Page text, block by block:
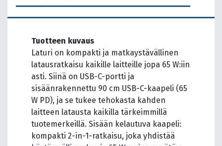
Tuotteen kuvaus
Laturi on kompakti ja matkaystävällinen
latausratkaisu kaikille laitteille jopa 65 W:iin
asti. Siinä on USB-C-portti ja
sisäänrakennettu 90 cm USB-C-kaapeli (65
W PD), ja se tukee tehokasta kahden
laitteen latausta kaikilla tärkeimmillä
tuotemerkeillä. Sisään kelautuva kaapeli:
kompakti 2-in-1-ratkaisu, joka yhdistää